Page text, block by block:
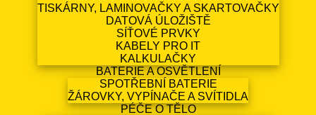
TISKÁRNY, LAMINOVAČKY A SKARTOVAČKY
DATOVÁ ÚLOŽIŠTĚ
SÍŤOVÉ PRVKY
KABELY PRO IT
KALKULAČKY
BATERIE A OSVĚTLENÍ
SPOTŘEBNÍ BATERIE
ŽÁROVKY, VYPÍNAČE A SVÍTIDLA
PÉČE O TĚLO